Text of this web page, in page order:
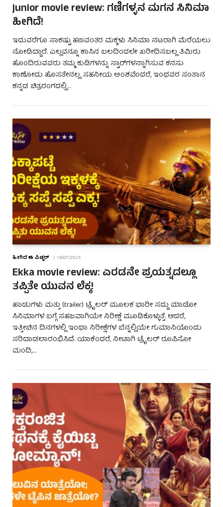
junior movie review: ಗಣಿಗಳ್ಳನ ಮಗನ ಸಿನಿಮಾ
ಹೀಗಿದೆ!
ಇದುವರೆಗೂ ಸಾಕಷ್ಟು ಹಣವಂತರ ಮಕ್ಕಳು ಸಿನಿಮಾ ನಟರಾಗಿ ಮೆರೆಯಲು
ನೋಡಿದ್ದಾರೆ. ಎಲ್ಲವನ್ನೂ ಕಾಸಿನ ಬಲದಿಂದಲೇ ಖರೀದಿಸಬಲ್ಲ ತಿಮಿರು
ಹೊಂದಿರುವವರು ತಮ್ಮ ಕುಡಿಗಳನ್ನು ಸ್ಟಾರ್‌ಗಳನ್ನಾಗಿಸುವ ಕನಸು
ಕಾಣೋದು ಹೊಸತೇನಲ್ಲ. ಸಹನೀಯ ಅಂಶವೆಂದರೆ, ಇಂಥವರ ಸಂತಾನ
ಕನ್ನಡ ಚಿತ್ರರಂಗದಲ್ಲಿ…
ಹೀಗಿದೆ ಈ ಪಿಚ್ಚರ್ 19/07/2025
Ekka movie review: ಎರಡನೇ ಪ್ರಯತ್ನದಲ್ಲೂ
ತಪ್ಪಿತೇ ಯುವನ ಲೆಕ್ಕ!
ಹಾಡುಗಳು ಮತ್ತು (trailer) ಟ್ರೈಲರ್ ಮೂಲಕ ಭಾರೀ ಸದ್ದು ಮಾಡೋ
ಸಿನಿಮಾಗಳ ಬಗ್ಗೆ ಸಹಜವಾಗಿಯೇ ನಿರೀಕ್ಷೆ ಮೂಡಿಕೊಳ್ಳುತ್ತೆ. ಆದರೆ,
ಇತ್ತೀಚಿನ ದಿನಗಳಲ್ಲಿ ಇಂಥಾ ನಿರೀಕ್ಷೆಗಳ ಬೆನ್ನಲ್ಲಿಯೇ ಗುಮಾನಿಯೊಂದು
ಸರಿದಾಡಲಾರಂಭಿಸಿದೆ. ಯಾಕೆಂದರೆ, ನೀಟಾಗಿ ಟ್ರೈಲರ್ ರೂಪಿಸೋ
ಮಂದಿ,…